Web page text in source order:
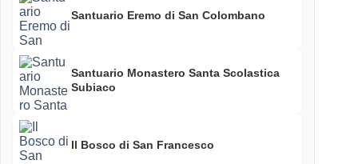
Santuario Eremo di San Colombano
Santuario Monastero Santa Scolastica
Subiaco
Il Bosco di San Francesco